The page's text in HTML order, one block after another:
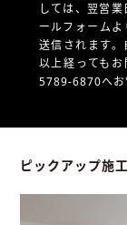
しては、翌営
ールフォーム
送信されます。
以上経っても
5789-6870へお
ピックアップ施